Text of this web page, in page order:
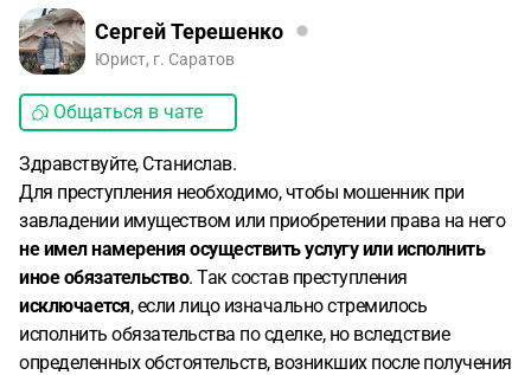
Сергей Терешенко
Юрист, г. Саратов
Общаться в чате
Здравствуйте, Станислав.
Для преступления необходимо, чтобы мошенник при
завладении имуществом или приобретении права на него
не имел намерения осуществить услугу или исполнить
иное обязательство. Так состав преступления
исключается, если лицо изначально стремилось
исполнить обязательства по сделке, но вследствие
определенных обстоятельств, возникших после получения